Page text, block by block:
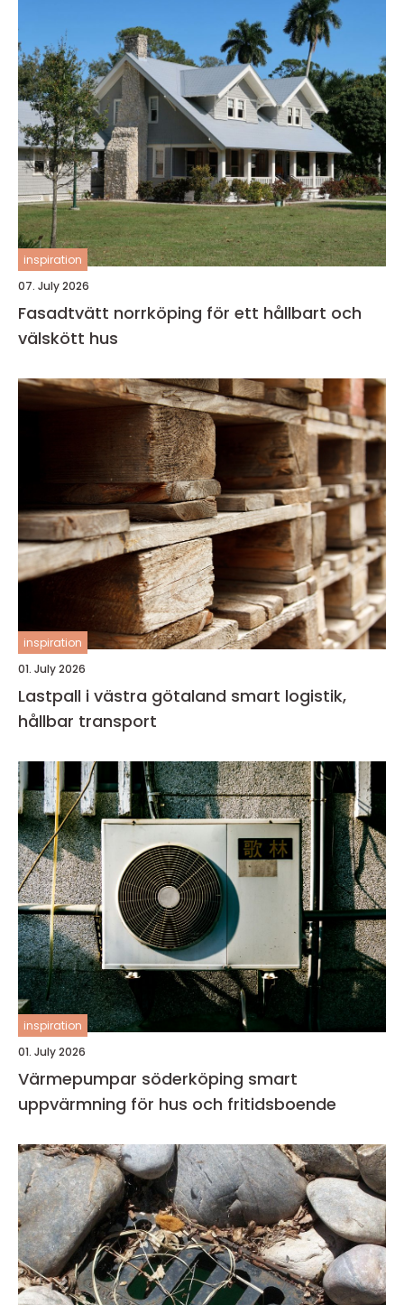
inspiration
07. July 2026
Fasadtvätt norrköping för ett hållbart och
välskött hus
inspiration
01. July 2026
Lastpall i västra götaland smart logistik,
hållbar transport
inspiration
01. July 2026
Värmepumpar söderköping smart
uppvärmning för hus och fritidsboende